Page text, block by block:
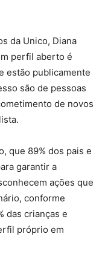
da Unico, Diana
perfil aberto é
estão publicamente
são de pessoas
de novos
que 89% dos pais e
garantir a
ações que
conforme
das crianças e
próprio em